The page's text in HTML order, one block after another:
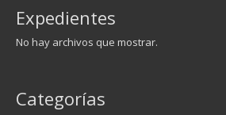
Expedientes
No hay archivos que mostrar.
Categorías